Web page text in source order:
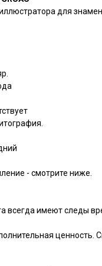
для
- смотрите ниже.
всегда имеют следы
ценность.